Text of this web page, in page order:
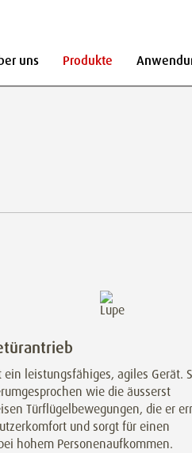
uns Produkte
leistungsfähiges, agiles Gerät.
wie die äusserst
Türflügelbewegungen, die er
und sorgt für einen
hohem Personenaufkommen.